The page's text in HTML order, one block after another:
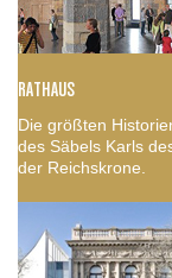
RATHAUS
Die größten
des Säbels Karls
der Reichskrone.